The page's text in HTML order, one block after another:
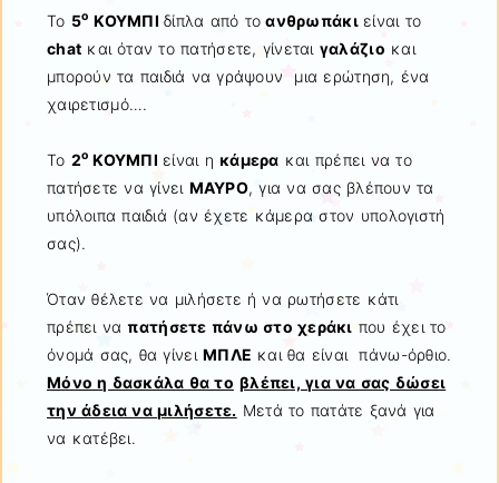
Το 5ο ΚΟΥΜΠΙδίπλα από το ανθρωπάκι είναι το
chat και όταν το πατήσετε, γίνεται γαλάζιο και
μπορούν τα παιδιά να γράψουν μια ερώτηση, ένα
χαιρετισμό….
Το 2ο ΚΟΥΜΠΙείναι η κάμερα και πρέπει να τo
πατήσετε να γίνει ΜΑΥΡΟ, για να σας βλέπουν τα
υπόλοιπα παιδιά (αν έχετε κάμερα στον υπολογιστή
σας).
Όταν θέλετε να μιλήσετε ή να ρωτήσετε κάτι
πρέπει ναπατήσετε πάνω στο χεράκι που έχει το
όνομά σας, θα γίνει ΜΠΛΕ και θα είναι πάνω-όρθιο.
Μόνο η δασκάλα θα το βλέπει, για να σας δώσει
την άδεια να μιλήσετε. Μετά το πατάτε ξανά για
να κατέβει.